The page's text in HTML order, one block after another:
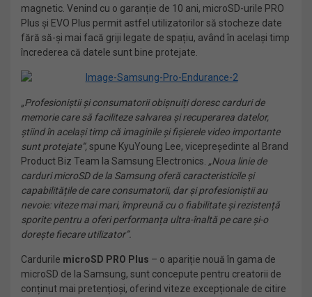
magnetic. Venind cu o garanție de 10 ani, microSD-urile PRO
Plus și EVO Plus permit astfel utilizatorilor să stocheze date
fără să-și mai facă griji legate de spațiu, având în același timp
încrederea că datele sunt bine protejate.
„Profesioniștii și consumatorii obișnuiți doresc carduri de
memorie care să faciliteze salvarea și recuperarea datelor,
știind în același timp că imaginile și fișierele video importante
sunt protejate”, spune KyuYoung Lee, vicepreședinte al Brand
Product Biz Team la Samsung Electronics. „Noua linie de
carduri microSD de la Samsung oferă caracteristicile și
capabilitățile de care consumatorii, dar și profesioniștii au
nevoie: viteze mai mari, împreună cu o fiabilitate și rezistență
sporite pentru a oferi performanța ultra-înaltă pe care și-o
dorește fiecare utilizator”.
Cardurile microSD PRO Plus – o apariție nouă în gama de
microSD de la Samsung, sunt concepute pentru creatorii de
conținut mai pretențioși, oferind viteze excepționale de citire